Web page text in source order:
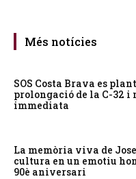
Més notícies
SOS Costa Brava es
prolongació de la C-32
immediata
La memòria viva de
cultura en un emotiu
90è aniversari